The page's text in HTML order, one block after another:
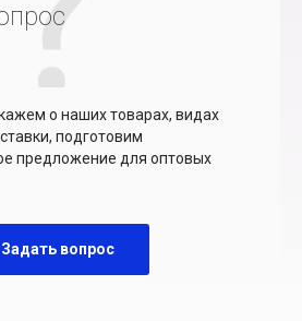
о наших товарах, видах
подготовим
предложение для оптовых
Задать вопрос